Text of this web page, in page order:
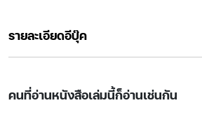
รายละเอียดอีบุ๊ค
คนที่อ่านหนังสือเล่มนี้ก็อ่านเช่นกัน